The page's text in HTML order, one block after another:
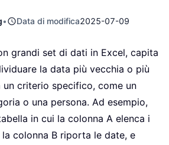
• Data di modifica2025-07-09
grandi set di dati in Excel, capita
la data più vecchia o più
un criterio specifico, come un
o una persona. Ad esempio,
in cui la colonna A elenca i
colonna B riporta le date, e